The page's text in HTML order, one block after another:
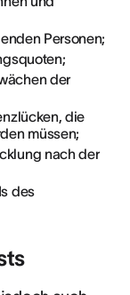
Personen;
der
die
müssen;
nach der
des